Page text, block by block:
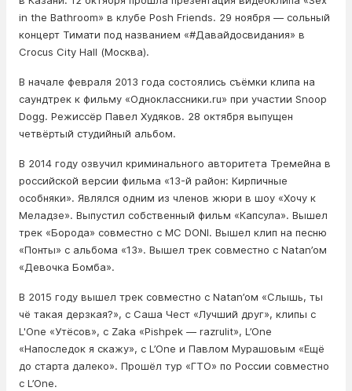
in the Bathroom» в клубе Posh Friends. 29 ноября — сольный
концерт Тимати под названием «#Давайдосвидания» в
Crocus City Hall (Москва).
В начале февраля 2013 года состоялись съёмки клипа на
саундтрек к фильму «Одноклассники.ru» при участии Snoop
Dogg. Режиссёр Павел Xудяков. 28 октября выпущен
четвёртый студийный альбом.
В 2014 году озвучил криминального авторитета Тремейна в
российской версии фильма «13-й район: Кирпичные
особняки». Являлся одним из членов жюри в шоу «Хочу к
Меладзе». Выпустил собственный фильм «Капсула». Вышел
трек «Борода» совместно с MC DONI. Вышел клип на песню
«Понты» с альбома «13». Вышел трек совместно с Natan’ом
«Девочка Бомба».
В 2015 году вышел трек совместно с Natan’ом «Слышь, ты
чё такая дерзкая?», с Саша Чест «Лучший друг», клипы с
L'One «Утёсов», с Zaka «Pishpek — razrulit», L’One
«Напоследок я скажу», с L’One и Павлом Мурашовым «Ещё
до старта далеко». Прошёл тур «ГТО» по России совместно
с L’One.